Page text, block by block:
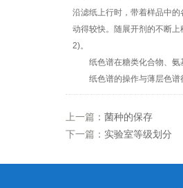
沿滤纸上行时，带着样品中
动得较快。随展开剂的不断
2)。
纸色谱在糖类化合物、氨
纸色谱的操作与薄层色谱
上一篇： 菌种的保存
下一篇： 实验室等级划分